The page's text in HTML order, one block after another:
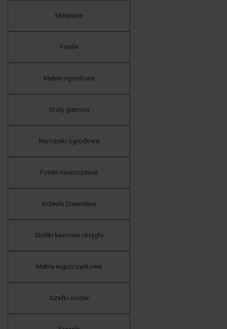
Materace
Fotele
Meble ogrodowe
Stoły glamour
Narożniki ogrodowe
Fotele nowoczesne
Krzesła Drewniane
Stoliki kawowe okrągłe
Meble wypoczynkowe
Szafki nocne